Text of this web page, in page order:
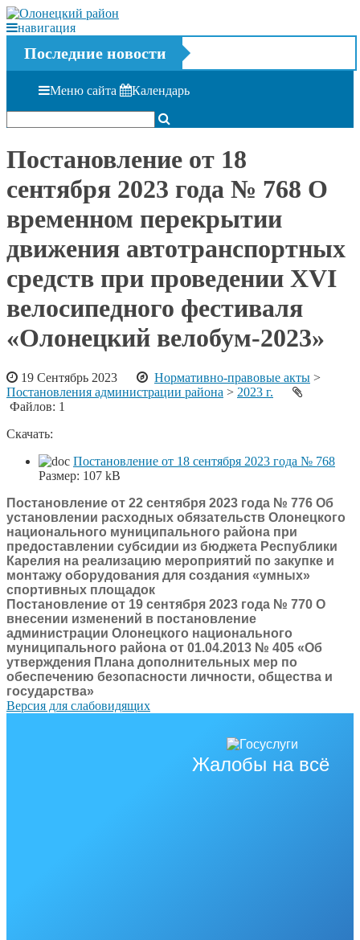
навигация
Последние новости
Меню сайта Календарь
Постановление от 18
сентября 2023 года № 768 О
временном перекрытии
движения автотранспортных
средств при проведении XVI
велосипедного фестиваля
«Олонецкий велобум-2023»
19 Сентябрь 2023 Нормативно-правовые акты >
Постановления администрации района > 2023 г.
Файлов: 1
Скачать:
Постановление от 18 сентября 2023 года № 768
Размер: 107 kB
Постановление от 22 сентября 2023 года № 776 Об
установлении расходных обязательств Олонецкого
национального муниципального района при
предоставлении субсидии из бюджета Республики
Карелия на реализацию мероприятий по закупке и
монтажу оборудования для создания «умных»
спортивных площадок
Постановление от 19 сентября 2023 года № 770 О
внесении изменений в постановление
администрации Олонецкого национального
муниципального района от 01.04.2013 № 405 «Об
утверждения Плана дополнительных мер по
обеспечению безопасности личности, общества и
государства»
Версия для слабовидящих
Жалобы на всё